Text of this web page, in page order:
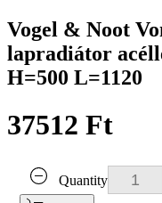
Vogel & Noot
lapradiátor
H=500 L=1120
37512 Ft
Quantity